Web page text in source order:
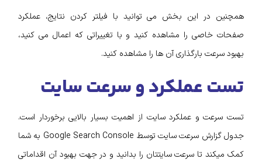
همچنین در این بخش می توانید با فیلتر کردن نتایج، عملکرد
صفحات خاصی را مشاهده کنید و با تغییراتی که اعمال می کنید،
بهبود سرعت بارگذاری آن ها را مشاهده کنید.
تست عملکرد و سرعت سایت
تست سرعت و عملکرد سایت از اهمیت بسیار بالایی برخوردار است.
جدول گزارش سرعت سایت توسط Google Search Console به شما
کمک میکند تا سرعت سایتتان را بدانید و در جهت بهبود آن اقداماتی